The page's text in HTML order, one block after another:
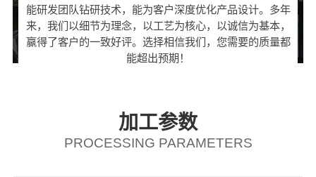
能研发团队钻研技术，能为客户深度优化产品设计。多年
来，我们以细节为理念，以工艺为核心，以诚信为基本，
赢得了客户的一致好评。选择相信我们，您需要的质量都
能超出预期！
加工参数
PROCESSING PARAMETERS